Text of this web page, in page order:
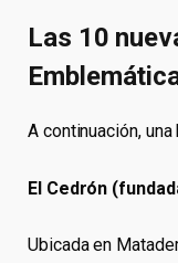
Las 10
A continuación,
El Cedrón
Ubicada en